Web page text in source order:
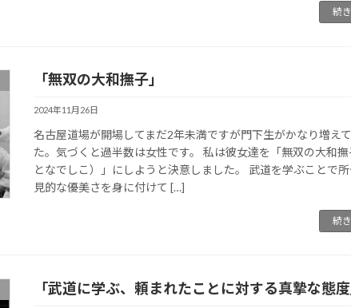
続
「無双の大和撫子」
2024年11月26日
名古屋道場が開場してまだ2年未満ですが門下生がかなり増え
た。気づくと過半数は女性です。 私は彼女達を「無双の大和撫
となでしこ）」にしようと決意しました。 武道を学ぶことで
見的な優美さを身に付けて […]
続
「武道に学ぶ、頼まれたことに対する真摯な態度